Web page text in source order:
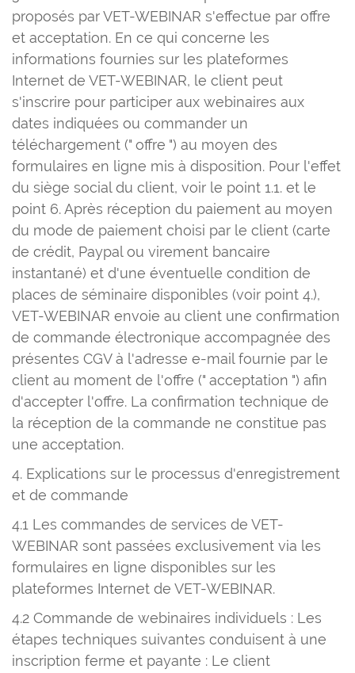
proposés par VET-WEBINAR s'effectue par offre
et acceptation. En ce qui concerne les
informations fournies sur les plateformes
Internet de VET-WEBINAR, le client peut
s'inscrire pour participer aux webinaires aux
dates indiquées ou commander un
téléchargement (" offre ") au moyen des
formulaires en ligne mis à disposition. Pour l'effet
du siège social du client, voir le point 1.1. et le
point 6. Après réception du paiement au moyen
du mode de paiement choisi par le client (carte
de crédit, Paypal ou virement bancaire
instantané) et d'une éventuelle condition de
places de séminaire disponibles (voir point 4.),
VET-WEBINAR envoie au client une confirmation
de commande électronique accompagnée des
présentes CGV à l'adresse e-mail fournie par le
client au moment de l'offre (" acceptation ") afin
d'accepter l'offre. La confirmation technique de
la réception de la commande ne constitue pas
une acceptation.
4. Explications sur le processus d'enregistrement
et de commande
4.1 Les commandes de services de VET-
WEBINAR sont passées exclusivement via les
formulaires en ligne disponibles sur les
plateformes Internet de VET-WEBINAR.
4.2 Commande de webinaires individuels : Les
étapes techniques suivantes conduisent à une
inscription ferme et payante : Le client